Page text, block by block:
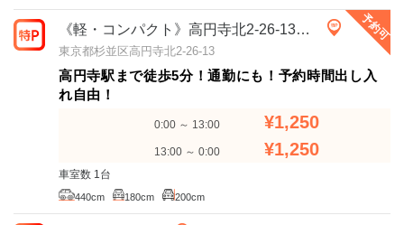
予約可
《軽・コンパクト》高円寺北2-26-13駐車場
東京都杉並区高円寺北2-26-13
高円寺駅まで徒歩5分！通勤にも！予約時間出し入
れ自由！
0:00 ～ 13:00 ¥1,250
13:00 ～ 0:00 ¥1,250
車室数 1台
440cm 180cm 200cm